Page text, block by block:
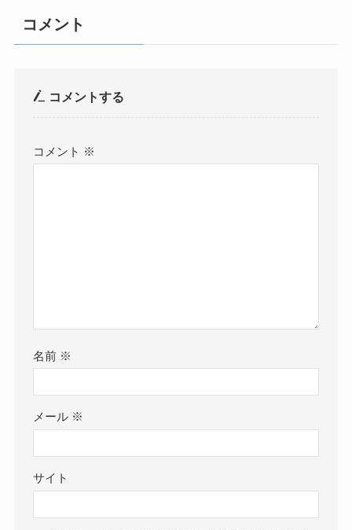
コメント
コメントする
コメント ※
名前 ※
メール ※
サイト